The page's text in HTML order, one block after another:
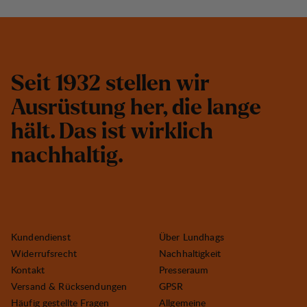
Seit 1932 stellen wir
Ausrüstung her, die lange
hält. Das ist wirklich
nachhaltig.
Kundendienst
Widerrufsrecht
Kontakt
Versand & Rücksendungen
Häufig gestellte Fragen
Über Lundhags
Nachhaltigkeit
Presseraum
GPSR
Allgemeine